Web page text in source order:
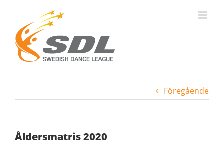
innehållet
Föregående
Åldersmatris 2020